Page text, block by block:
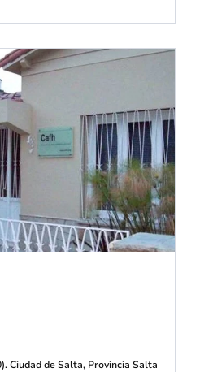
Ciudad de Salta, Provincia Salta